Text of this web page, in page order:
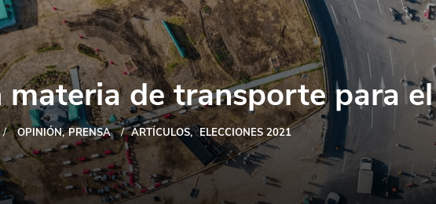
materia de transporte para
OPINIÓN PRENSA ARTÍCULOS ELECCIONES 2021